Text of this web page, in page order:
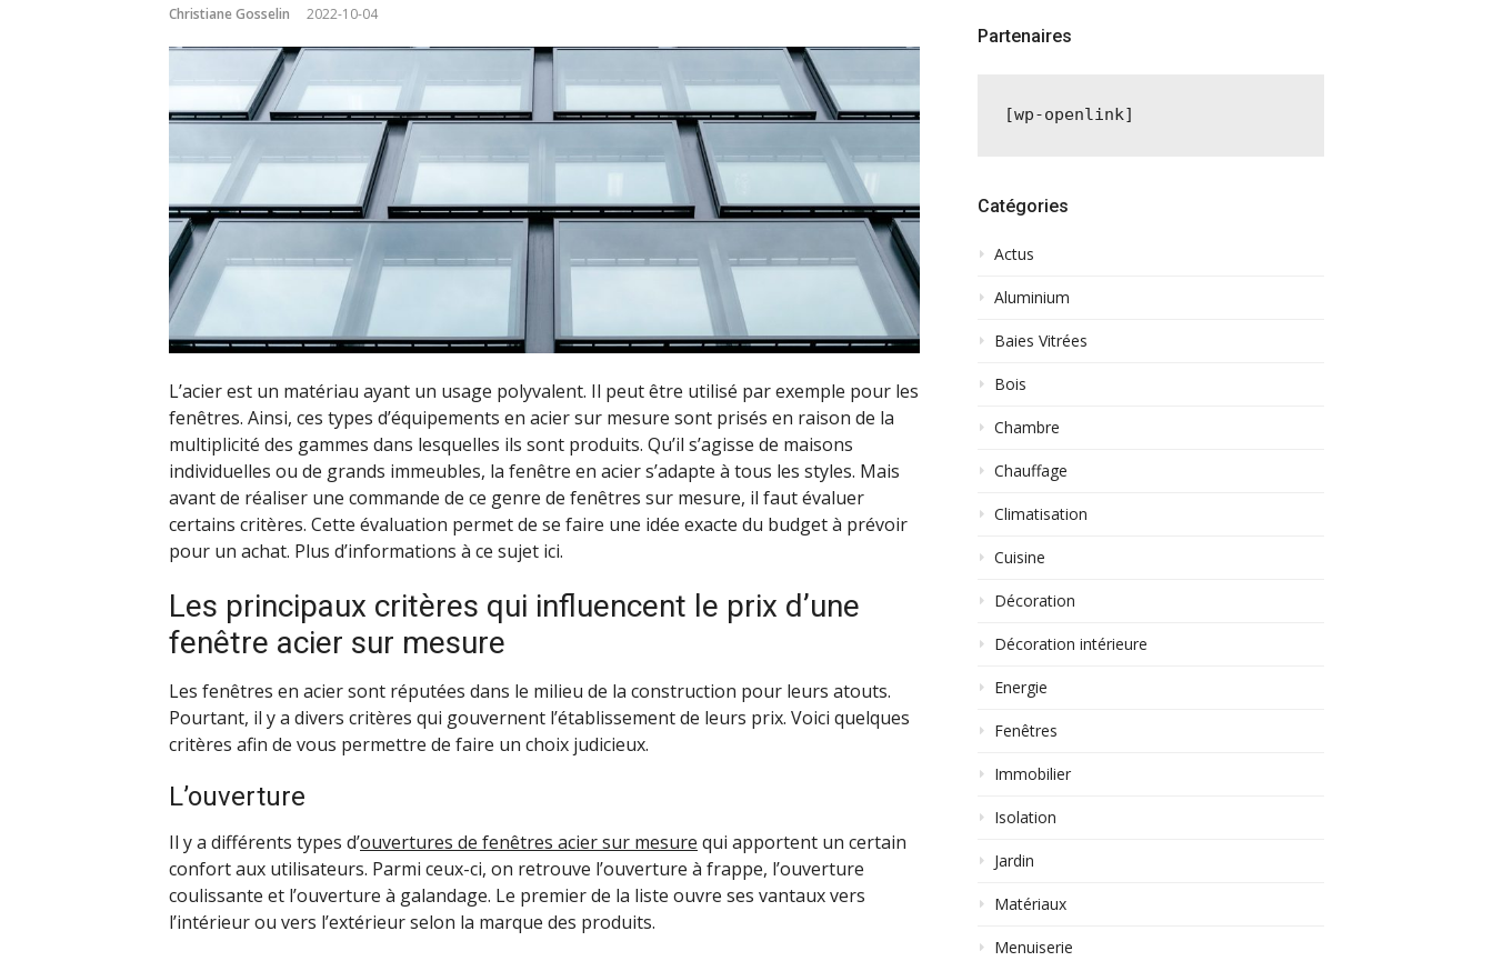
Christiane Gosselin 2022-10-04
L’acier est un matériau ayant un usage polyvalent. Il peut être utilisé par exemple pour les
fenêtres. Ainsi, ces types d’équipements en acier sur mesure sont prisés en raison de la
multiplicité des gammes dans lesquelles ils sont produits. Qu’il s’agisse de maisons
individuelles ou de grands immeubles, la fenêtre en acier s’adapte à tous les styles. Mais
avant de réaliser une commande de ce genre de fenêtres sur mesure, il faut évaluer
certains critères. Cette évaluation permet de se faire une idée exacte du budget à prévoir
pour un achat. Plus d’informations à ce sujet ici.
Les principaux critères qui influencent le prix d’une
fenêtre acier sur mesure
Les fenêtres en acier sont réputées dans le milieu de la construction pour leurs atouts.
Pourtant, il y a divers critères qui gouvernent l’établissement de leurs prix. Voici quelques
critères afin de vous permettre de faire un choix judicieux.
L’ouverture
Il y a différents types d’ouvertures de fenêtres acier sur mesure qui apportent un certain
confort aux utilisateurs. Parmi ceux-ci, on retrouve l’ouverture à frappe, l’ouverture
coulissante et l’ouverture à galandage. Le premier de la liste ouvre ses vantaux vers
l’intérieur ou vers l’extérieur selon la marque des produits.
Partenaires
[wp-openlink]
Catégories
Actus
Aluminium
Baies Vitrées
Bois
Chambre
Chauffage
Climatisation
Cuisine
Décoration
Décoration intérieure
Energie
Fenêtres
Immobilier
Isolation
Jardin
Matériaux
Menuiserie